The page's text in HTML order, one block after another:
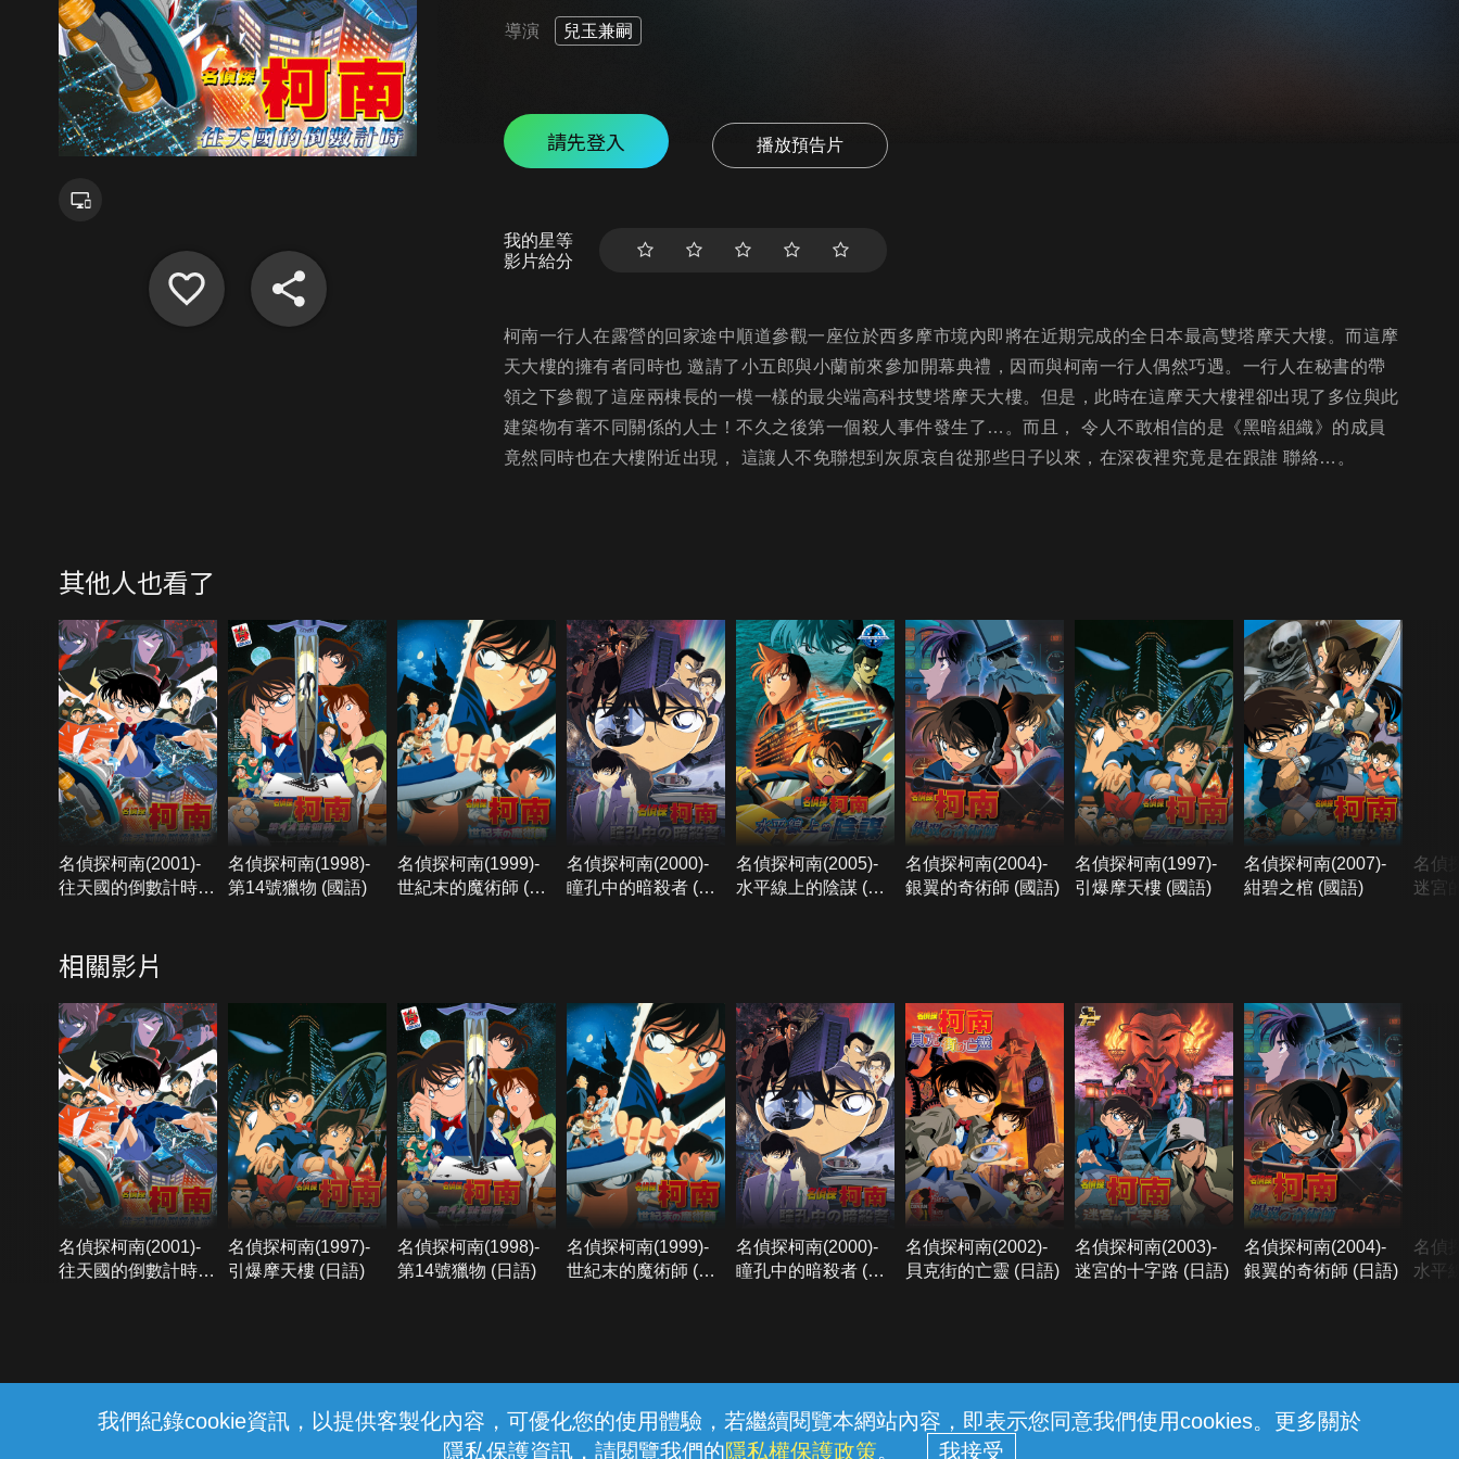
我們紀錄cookie資訊，以提供客製化內容，可優化您的使用體驗，若繼續閱覽本網站內容，即表示您同意我們使用cookies。更多關於
隱私保護資訊，請閱覽我們的隱私權保護政策。
導演 兒玉兼嗣
請先登入 播放預告片
我的星等
影片給分
柯南一行人在露營的回家途中順道參觀一座位於西多摩市境內即將在近期完成的全日本最高雙塔摩天大樓。而這摩
天大樓的擁有者同時也 邀請了小五郎與小蘭前來參加開幕典禮，因而與柯南一行人偶然巧遇。一行人在秘書的帶
領之下參觀了這座兩棟長的一模一樣的最尖端高科技雙塔摩天大樓。但是，此時在這摩天大樓裡卻出現了多位與此
建築物有著不同關係的人士！不久之後第一個殺人事件發生了…。而且， 令人不敢相信的是《黑暗組織》的成員
竟然同時也在大樓附近出現， 這讓人不免聯想到灰原哀自從那些日子以來，在深夜裡究竟是在跟誰 聯絡…。
其他人也看了
名偵探柯南(2001)-
往天國的倒數計時
名偵探柯南(1998)-
第14號獵物 (國語)
名偵探柯南(1999)-
世紀末的魔術師 (國
名偵探柯南(2000)-
瞳孔中的暗殺者 (國
名偵探柯南(2005)-
水平線上的陰謀 (國
名偵探柯南(2004)-
銀翼的奇術師 (國語)
名偵探柯南(1997)-
引爆摩天樓 (國語)
名偵探柯南(2007)-
紺碧之棺 (國語)
名偵
迷宮
相關影片
名偵探柯南(2001)-
往天國的倒數計時
名偵探柯南(1997)-
引爆摩天樓 (日語)
名偵探柯南(1998)-
第14號獵物 (日語)
名偵探柯南(1999)-
世紀末的魔術師 (日
名偵探柯南(2000)-
瞳孔中的暗殺者 (日
名偵探柯南(2002)-
貝克街的亡靈 (日語)
名偵探柯南(2003)-
迷宮的十字路 (日語)
名偵探柯南(2004)-
銀翼的奇術師 (日語)
名偵
水平
線上客服 服務條款 隱私權保護